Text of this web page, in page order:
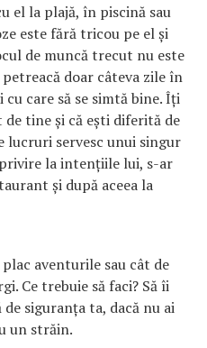
el la plajă, în piscină sau
este fără tricou pe el și
de muncă trecut nu este
doar câteva zile în
care să se simtă bine. Îți
tine și că ești diferită de
lucruri servesc unui singur
la intențiile lui, s-ar
și după aceea la
aventurile sau cât de
Ce trebuie să faci? Să îi
siguranța ta, dacă nu ai
un străin.